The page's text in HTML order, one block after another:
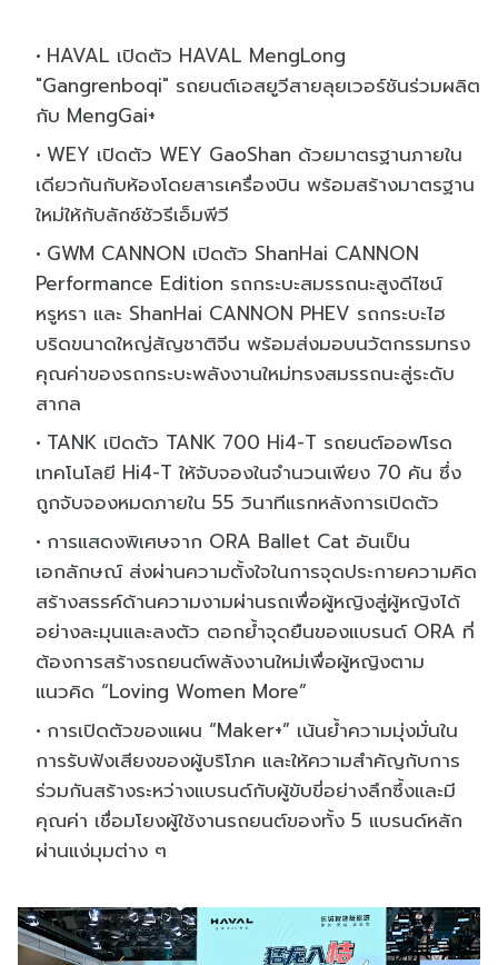
HAVAL เปิดตัว HAVAL MengLong
"Gangrenboqi" รถยนต์เอสยูวีสายลุยเวอร์ชันร่วมผลิต
กับ MengGai+
WEY เปิดตัว WEY GaoShan ด้วยมาตรฐานภายใน
เดียวกันกับห้องโดยสารเครื่องบิน พร้อมสร้างมาตรฐาน
ใหม่ให้กับลักซ์ชัวรีเอ็มพีวี
GWM CANNON เปิดตัว ShanHai CANNON
Performance Edition รถกระบะสมรรถนะสูงดีไซน์
หรูหรา และ ShanHai CANNON PHEV รถกระบะไฮ
บริดขนาดใหญ่สัญชาติจีน พร้อมส่งมอบนวัตกรรมทรง
คุณค่าของรถกระบะพลังงานใหม่ทรงสมรรถนะสู่ระดับ
สากล
TANK เปิดตัว TANK 700 Hi4-T รถยนต์ออฟโรด
เทคโนโลยี Hi4-T ให้จับจองในจำนวนเพียง 70 คัน ซึ่ง
ถูกจับจองหมดภายใน 55 วินาทีแรกหลังการเปิดตัว
การแสดงพิเศษจาก ORA Ballet Cat อันเป็น
เอกลักษณ์ ส่งผ่านความตั้งใจในการจุดประกายความคิด
สร้างสรรค์ด้านความงามผ่านรถเพื่อผู้หญิงสู่ผู้หญิงได้
อย่างละมุนและลงตัว ตอกย้ำจุดยืนของแบรนด์ ORA ที่
ต้องการสร้างรถยนต์พลังงานใหม่เพื่อผู้หญิงตาม
แนวคิด “Loving Women More”
การเปิดตัวของแผน “Maker+” เน้นย้ำความมุ่งมั่นใน
การรับฟังเสียงของผู้บริโภค และให้ความสำคัญกับการ
ร่วมกันสร้างระหว่างแบรนด์กับผู้ขับขี่อย่างลึกซึ้งและมี
คุณค่า เชื่อมโยงผู้ใช้งานรถยนต์ของทั้ง 5 แบรนด์หลัก
ผ่านแง่มุมต่าง ๆ